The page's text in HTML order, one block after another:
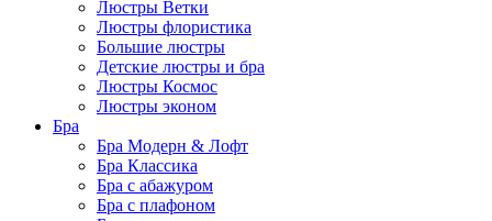
Люстры Ветки
Люстры флористика
Большие люстры
Детские люстры и бра
Люстры Космос
Люстры эконом
Бра
Бра Модерн & Лофт
Бра Классика
Бра с абажуром
Бра с плафоном